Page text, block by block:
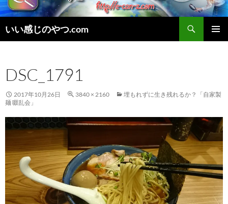
いい感じのやつ.com
索
ン
ツ
へ
ス
ッ
DSC_1791
2017年10月26日 3840 × 2160
埋もれずに生き残れるか？「自家製
麺 啜乱会」